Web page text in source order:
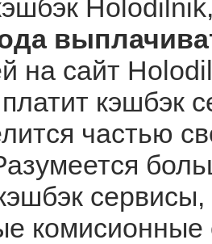
на сайт
кэшбэк
частью
комисионные